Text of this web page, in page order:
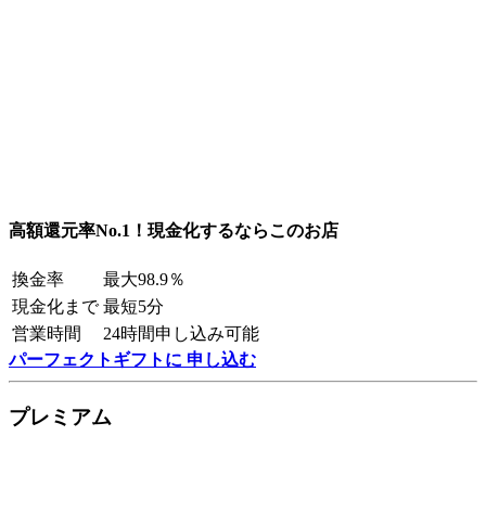
高額還元率No.1！現金化するならこのお店
換金率
最大98.9％
現金化まで 最短5分
営業時間
24時間申し込み可能
パーフェクトギフトに 申し込む
プレミアム